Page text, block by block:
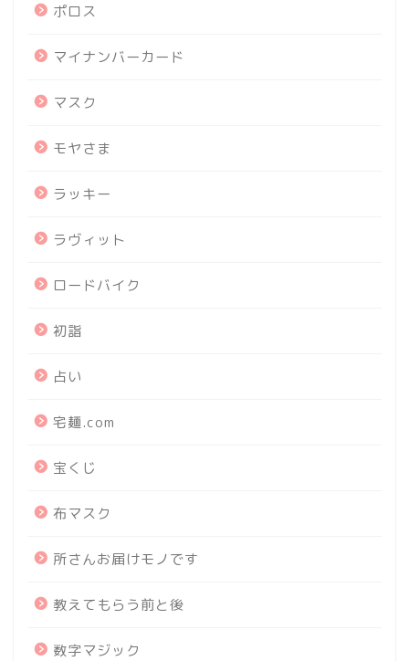
ポロス
マイナンバーカード
マスク
モヤさま
ラッキー
ラヴィット
ロードバイク
初詣
占い
宅麺.com
宝くじ
布マスク
所さんお届けモノです
教えてもらう前と後
数字マジック